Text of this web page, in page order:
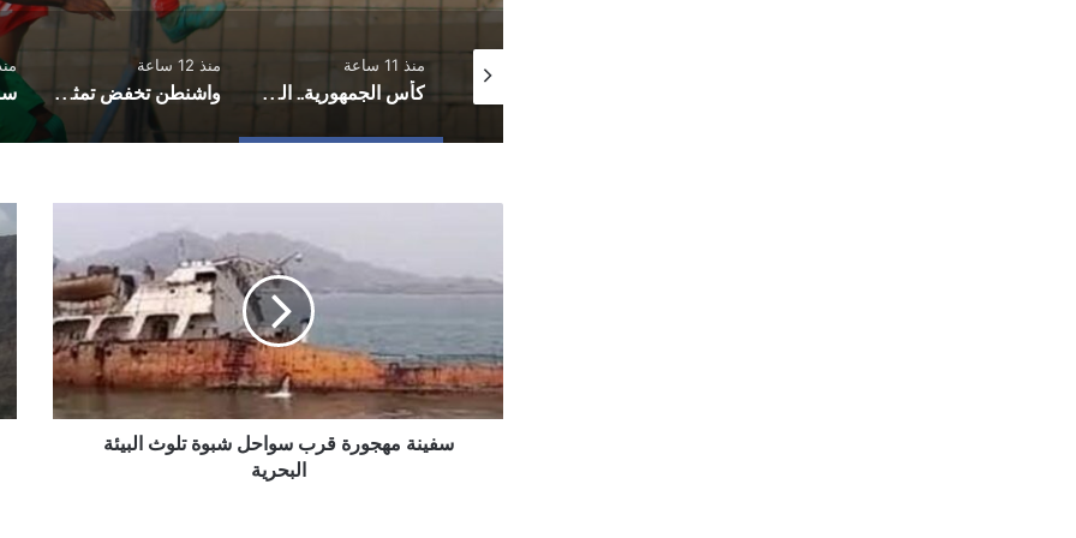
كأس الجمهورية.. المكلا يُكمل عقد الفرق المتأهلة إلى دور الـ16 واشنطن تخفض تمثيلها الدبلوماسي لدى اليمن بعد مغادرة فاجن
سواحل
تلوث
البيئة
البحرية
سفينة مهجورة قرب سواحل شبوة تلوث البيئة
البحرية
إلى